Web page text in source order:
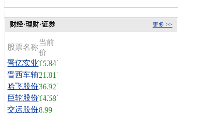
更多 >>
财经·理财·证券
股票名称
当前
价
晋亿实业15.84
晋西车轴21.81
哈飞股份36.92
巨轮股份14.58
交运股份8.99